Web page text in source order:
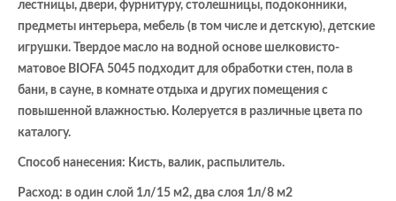
лестницы, двери, фурнитуру, столешницы, подоконники,
предметы интерьера, мебель (в том числе и детскую), детские
игрушки. Твердое масло на водной основе шелковисто-
матовое BIOFA 5045 подходит для обработки стен, пола в
бани, в сауне, в комнате отдыха и других помещения с
повышенной влажностью. Колеруется в различные цвета по
каталогу.
Способ нанесения: Кисть, валик, распылитель.
Расход: в один слой 1л/15 м2, два слоя 1л/8 м2